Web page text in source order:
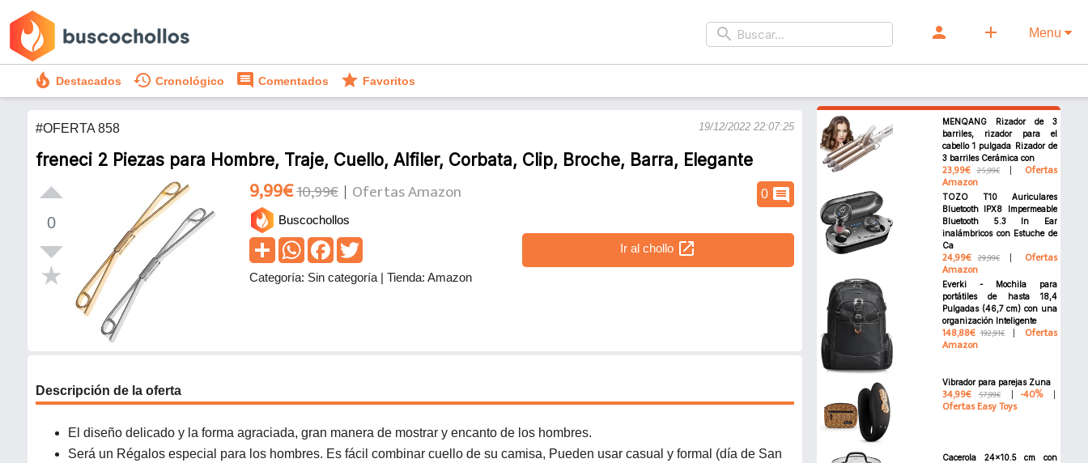
search person add Menu
local_fire_department Destacados history Cronológico comment Comentados star Favoritos
#OFERTA 858 19/12/2022 22:07:25
freneci 2 Piezas para Hombre, Traje, Cuello, Alfiler, Corbata, Clip, Broche, Barra, Elegante
0
0 comment
9,99€10,99€ Ofertas Amazon
Buscochollos
Ir al chollo open_in_new
Categoría: Sin categoría | Tienda: Amazon
Descripción de la oferta
El diseño delicado y la forma agraciada, gran manera de mostrar y encanto de los hombres.
Será un Régalos especial para los hombres. Es fácil combinar cuello de su camisa, Pueden usar casual y formal (día de San
MENQANG Rizador de 3
barriles, rizador para el
cabello 1 pulgada Rizador de
3 barriles Cerámica con
23,99€ 25,99€ Ofertas
Amazon
TOZO T10 Auriculares
Bluetooth IPX8 Impermeable
Bluetooth 5.3 In Ear
inalámbricos con Estuche de
Ca
24,99€ 29,99€ Ofertas
Amazon
Everki - Mochila para
portátiles de hasta 18,4
Pulgadas (46,7 cm) con una
organización Inteligente
148,88€ 192,91€ Ofertas
Amazon
Vibrador para parejas Zuna
34,99€ 57,99€ -40%
Ofertas Easy Toys
Cacerola 24x10.5 cm con